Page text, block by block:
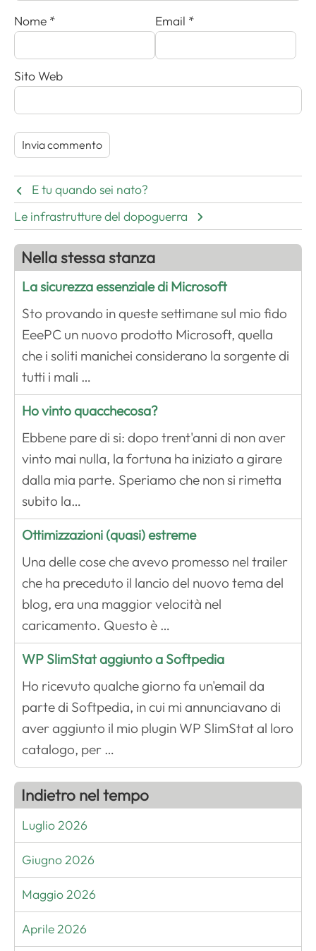
Nome * Email *
Sito Web
E tu quando sei nato?
Le infrastrutture del dopoguerra
Nella stessa stanza
La sicurezza essenziale di Microsoft
Sto provando in queste settimane sul mio fido
EeePC un nuovo prodotto Microsoft, quella
che i soliti manichei considerano la sorgente di
tutti i mali …
Ho vinto quacchecosa?
Ebbene pare di si: dopo trent'anni di non aver
vinto mai nulla, la fortuna ha iniziato a girare
dalla mia parte. Speriamo che non si rimetta
subito la…
Ottimizzazioni (quasi) estreme
Una delle cose che avevo promesso nel trailer
che ha preceduto il lancio del nuovo tema del
blog, era una maggior velocità nel
caricamento. Questo è …
WP SlimStat aggiunto a Softpedia
Ho ricevuto qualche giorno fa un'email da
parte di Softpedia, in cui mi annunciavano di
aver aggiunto il mio plugin WP SlimStat al loro
catalogo, per …
Indietro nel tempo
Luglio 2026
Giugno 2026
Maggio 2026
Aprile 2026